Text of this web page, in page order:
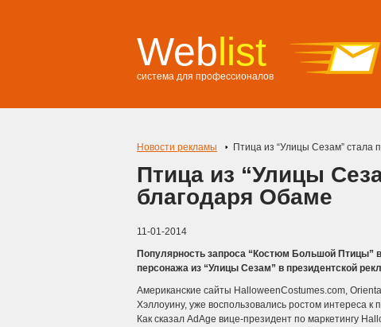
Weblist
система для профессионалов
Новости рекламы Птица из “Улицы Сезам” стала
Птица из “Улицы
благодаря Обаме
11-01-2014
Популярность запроса “Костюм Большой Птицы”
персонажа из “Улицы Сезам” в президентской
Американские сайты HalloweenCostumes.com,
Хэллоуину, уже воспользовались ростом интереса
Как сказал AdAge вице-президент по маркетингу